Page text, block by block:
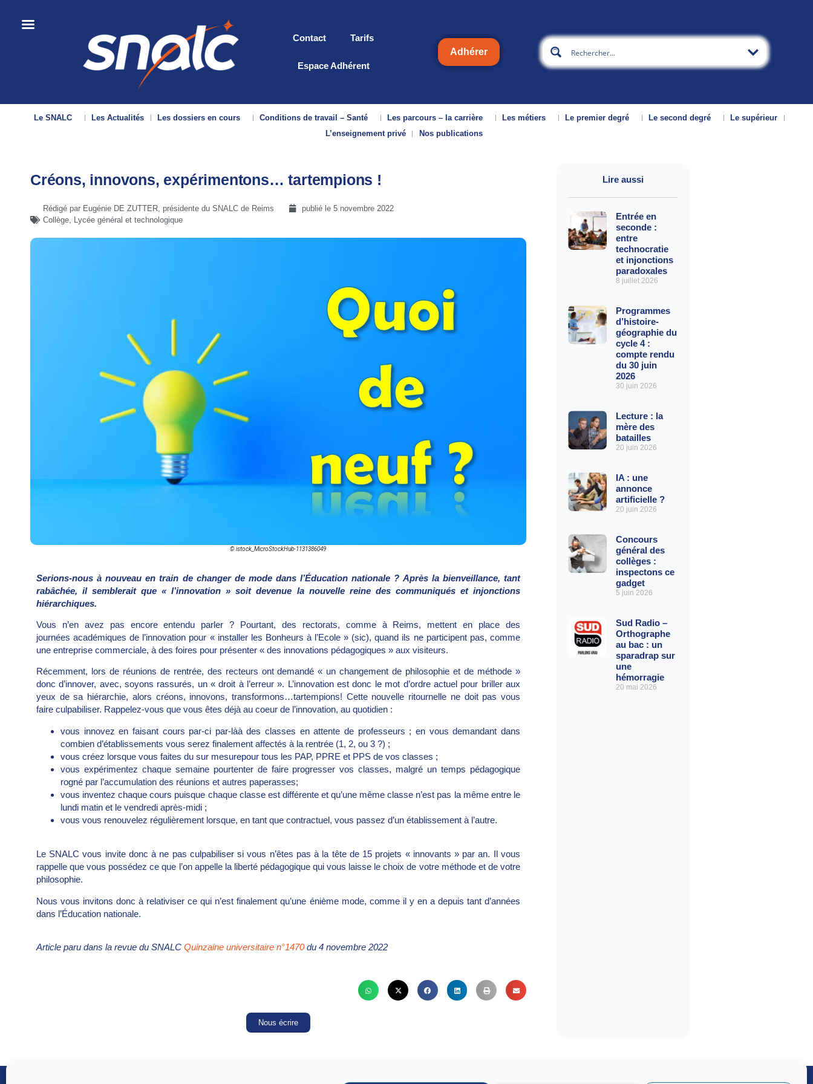
Contact Tarifs
Espace Adhérent
Adhérer
Le SNALC Les Actualités Les dossiers en cours Conditions de travail – Santé Les parcours – la carrière Les métiers Le premier degré Le second degré
Le supérieur
L’enseignement privé
Nos publications
Créons, innovons, expérimentons… tartempions !
Rédigé par Eugénie DE ZUTTER, présidente du SNALC de Reims publié le 5 novembre 2022
Collège, Lycée général et technologique
© istock_MicroStockHub-1131386049
Serions-nous à nouveau en train de changer de mode dans l’Éducation nationale ? Après la bienveillance, tant
rabâchée, il semblerait que « l’innovation » soit devenue la nouvelle reine des communiqués et injonctions
hiérarchiques.
Vous n’en avez pas encore entendu parler ? Pourtant, des rectorats, comme à Reims, mettent en place des
journées académiques de l’innovation pour « installer les Bonheurs à l’Ecole » (sic), quand ils ne participent pas, comme
une entreprise commerciale, à des foires pour présenter « des innovations pédagogiques » aux visiteurs.
Récemment, lors de réunions de rentrée, des recteurs ont demandé « un changement de philosophie et de méthode »
donc d’innover, avec, soyons rassurés, un « droit à l’erreur ». L’innovation est donc le mot d’ordre actuel pour briller aux
yeux de sa hiérarchie, alors créons, innovons, transformons…tartempions! Cette nouvelle ritournelle ne doit pas vous
faire culpabiliser. Rappelez-vous que vous êtes déjà au coeur de l’innovation, au quotidien :
vous innovez en faisant cours par-ci par-làà des classes en attente de professeurs ; en vous demandant dans
combien d’établissements vous serez finalement affectés à la rentrée (1, 2, ou 3 ?) ;
vous créez lorsque vous faites du sur mesurepour tous les PAP, PPRE et PPS de vos classes ;
vous expérimentez chaque semaine pourtenter de faire progresser vos classes, malgré un temps pédagogique
rogné par l’accumulation des réunions et autres paperasses;
vous inventez chaque cours puisque chaque classe est différente et qu’une même classe n’est pas la même entre le
lundi matin et le vendredi après-midi ;
vous vous renouvelez régulièrement lorsque, en tant que contractuel, vous passez d’un établissement à l’autre.
Le SNALC vous invite donc à ne pas culpabiliser si vous n’êtes pas à la tête de 15 projets « innovants » par an. Il vous
rappelle que vous possédez ce que l’on appelle la liberté pédagogique qui vous laisse le choix de votre méthode et de votre
philosophie.
Nous vous invitons donc à relativiser ce qui n’est finalement qu’une énième mode, comme il y en a depuis tant d’années
dans l’Éducation nationale.
Article paru dans la revue du SNALC Quinzaine universitaire n°1470du 4 novembre 2022
Nous écrire
Lire aussi
Entrée en
seconde :
entre
technocratie
et injonctions
paradoxales
8 juillet 2026
Programmes
d’histoire-
géographie du
cycle 4 :
compte rendu
du 30 juin
2026
30 juin 2026
Lecture : la
mère des
batailles
20 juin 2026
IA : une
annonce
artificielle ?
20 juin 2026
Concours
général des
collèges :
inspectons ce
gadget
5 juin 2026
Sud Radio –
Orthographe
au bac : un
sparadrap sur
une
hémorragie
20 mai 2026